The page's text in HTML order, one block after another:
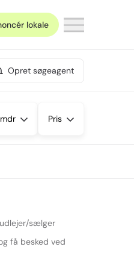
lokale
Opret søgeagent
Pris
sælger
få besked ved